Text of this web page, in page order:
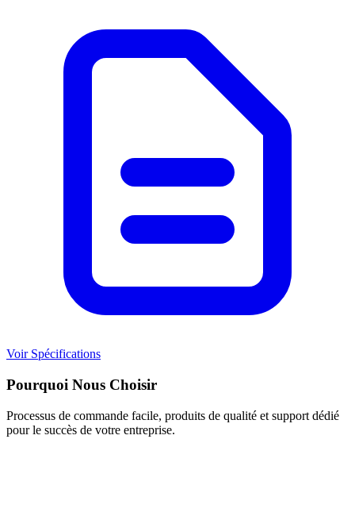
Voir Spécifications
Pourquoi Nous Choisir
Processus de commande facile, produits de qualité et support dédié
pour le succès de votre entreprise.